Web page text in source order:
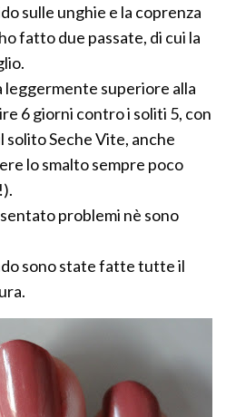
sulle unghie e la coprenza
fatto due passate, di cui la
leggermente superiore alla
6 giorni contro i soliti 5, con
solito Seche Vite, anche
lo smalto sempre poco
problemi nè sono
sono state fatte tutte il